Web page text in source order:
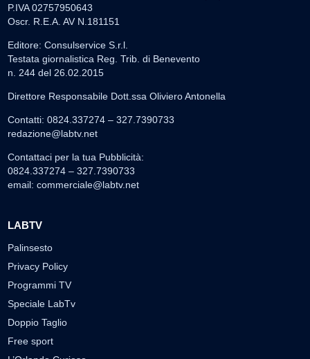
P.IVA 02757950643
Oscr. R.E.A. AV N.181151
Editore: Consulservice S.r.l.
Testata giornalistica Reg. Trib. di Benevento
n. 244 del 26.02.2015
Direttore Responsabile Dott.ssa Oliviero Antonella
Contatti: 0824.337274 – 327.7390733
redazione@labtv.net
Contattaci per la tua Pubblicità:
0824.337274 – 327.7390733
email: commerciale@labtv.net
LABTV
Palinsesto
Privacy Policy
Programmi TV
Speciale LabTv
Doppio Taglio
Free sport